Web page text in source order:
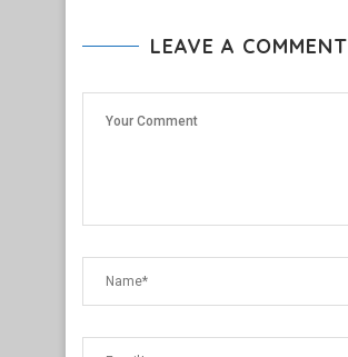
LEAVE A COMMENT